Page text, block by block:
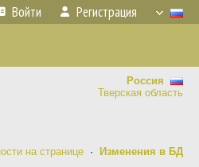
Войти Регистрация
Россия
Тверская область
на странице · Изменения в БД